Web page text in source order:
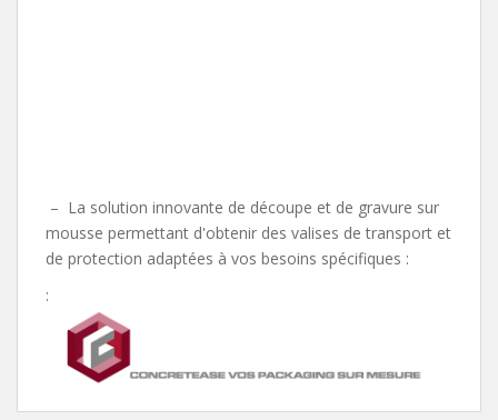
– La solution innovante de découpe et de gravure sur
mousse permettant d'obtenir des valises de transport et
de protection adaptées à vos besoins spécifiques :
: